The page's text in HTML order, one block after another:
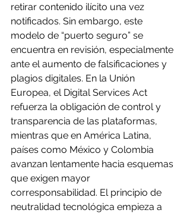
retirar contenido ilícito una vez
notificados. Sin embargo, este
modelo de “puerto seguro” se
encuentra en revisión, especialmente
ante el aumento de falsificaciones y
plagios digitales. En la Unión
Europea, el Digital Services Act
refuerza la obligación de control y
transparencia de las plataformas,
mientras que en América Latina,
países como México y Colombia
avanzan lentamente hacia esquemas
que exigen mayor
corresponsabilidad. El principio de
neutralidad tecnológica empieza a